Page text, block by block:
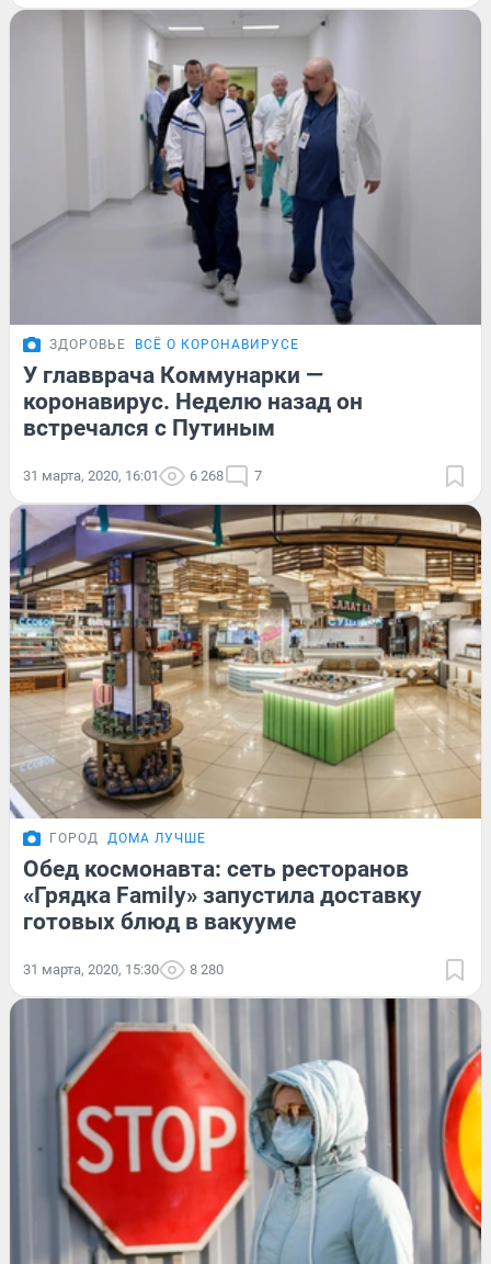
ЗДОРОВЬЕ ВСЁ О КОРОНАВИРУСЕ
У главврача Коммунарки —
коронавирус. Неделю назад он
встречался с Путиным
31 марта, 2020, 16:01 6 268 7
ГОРОД ДОМА ЛУЧШЕ
Обед космонавта: сеть ресторанов
«Грядка Family» запустила доставку
готовых блюд в вакууме
31 марта, 2020, 15:30 8 280